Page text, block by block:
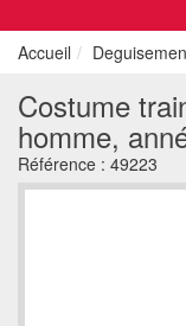
Accueil
Costume
homme,
Référence : 49223